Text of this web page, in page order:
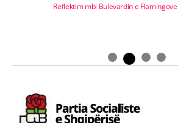
Reflektim mbi Bulevardin e Flamingove